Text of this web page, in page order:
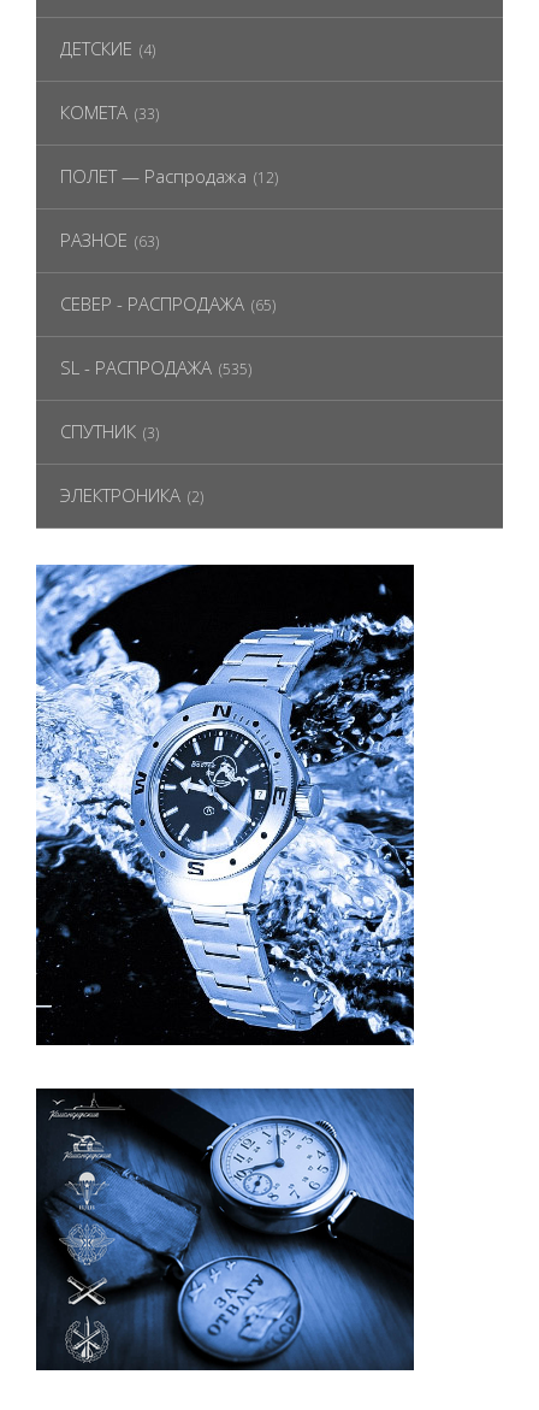
ДЕТСКИЕ (4)
КОМЕТА (33)
ПОЛЕТ — Распродажа (12)
РАЗНОЕ (63)
СЕВЕР - РАСПРОДАЖА (65)
SL - РАСПРОДАЖА (535)
СПУТНИК (3)
ЭЛЕКТРОНИКА (2)